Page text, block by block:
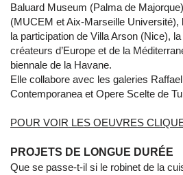
Baluard Museum (Palma de
(MUCEM et Aix-Marseille Université),
la participation de Villa Arson (Nice),
créateurs d’Europe et de la
biennale de la Havane.
Elle collabore avec les galeries
Contemporanea et Opere Scelte de
POUR VOIR LES OEUVRES
PROJETS DE LONGUE DURÉE
Que se passe-t-il si le robinet de la